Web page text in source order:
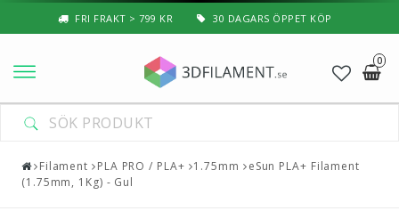
FRI FRAKT > 799 KR 30 DAGARS ÖPPET KÖP
0
Nyheter & Populärt
Filament
Filament PLA PRO / PLA+ 1.75mm
eSun PLA+ Filament
(1.75mm, 1Kg) - Gul